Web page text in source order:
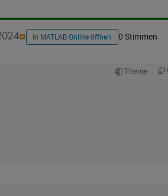
In MATLAB Online öffnen 0 Stimmen
Theme